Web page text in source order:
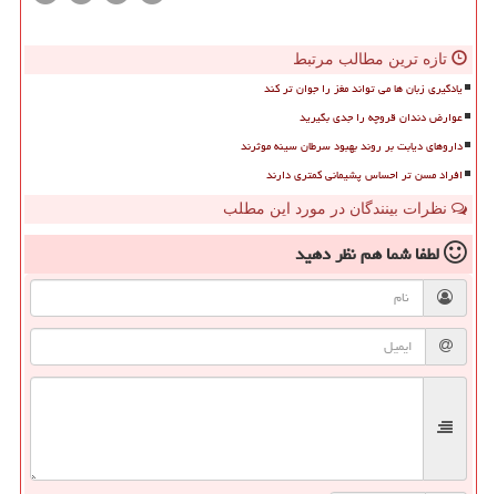
تازه ترین مطالب مرتبط
یادگیری زبان ها می تواند مغز را جوان تر کند
عوارض دندان قروچه را جدی بگیرید
داروهای دیابت بر روند بهبود سرطان سینه موثرند
افراد مسن تر احساس پشیمانی کمتری دارند
نظرات بینندگان در مورد این مطلب
لطفا شما همنظر دهید